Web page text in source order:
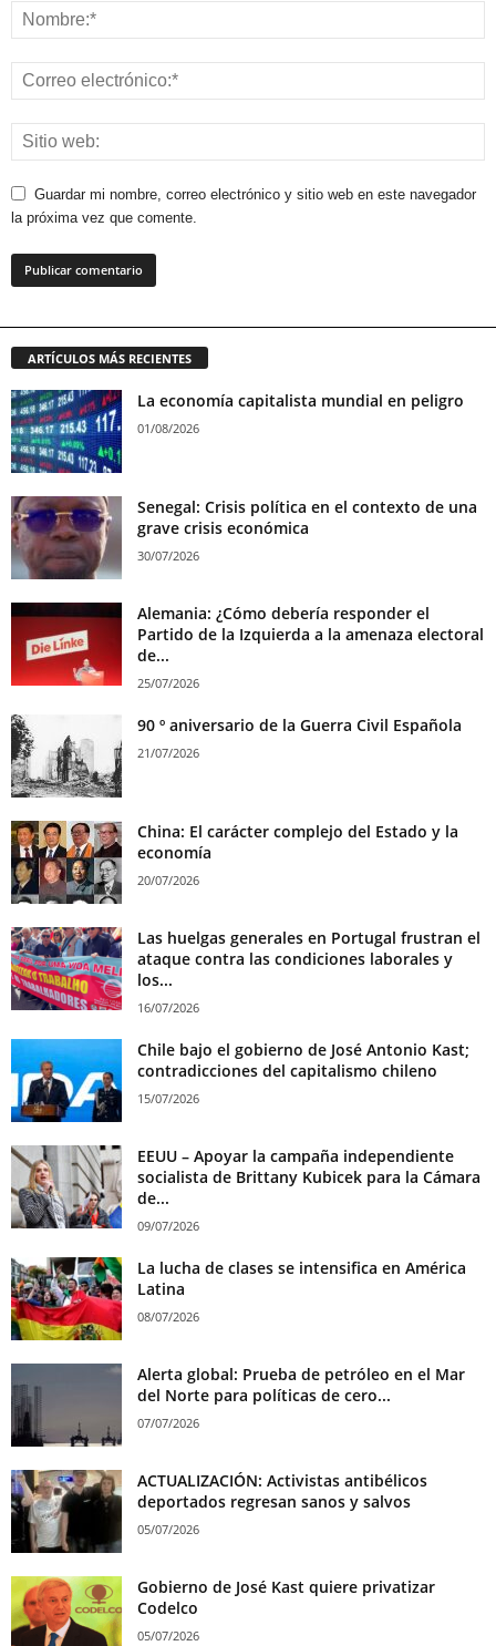
Guardar mi nombre, correo electrónico y sitio web en este navegador
la próxima vez que comente.
ARTÍCULOS MÁS RECIENTES
La economía capitalista mundial en peligro
01/08/2026
Senegal: Crisis política en el contexto de una
grave crisis económica
30/07/2026
Alemania: ¿Cómo debería responder el
Partido de la Izquierda a la amenaza electoral
de...
25/07/2026
90 º aniversario de la Guerra Civil Española
21/07/2026
China: El carácter complejo del Estado y la
economía
20/07/2026
Las huelgas generales en Portugal frustran el
ataque contra las condiciones laborales y
los...
16/07/2026
Chile bajo el gobierno de José Antonio Kast;
contradicciones del capitalismo chileno
15/07/2026
EEUU – Apoyar la campaña independiente
socialista de Brittany Kubicek para la Cámara
de...
09/07/2026
La lucha de clases se intensifica en América
Latina
08/07/2026
Alerta global: Prueba de petróleo en el Mar
del Norte para políticas de cero...
07/07/2026
ACTUALIZACIÓN: Activistas antibélicos
deportados regresan sanos y salvos
05/07/2026
Gobierno de José Kast quiere privatizar
Codelco
05/07/2026